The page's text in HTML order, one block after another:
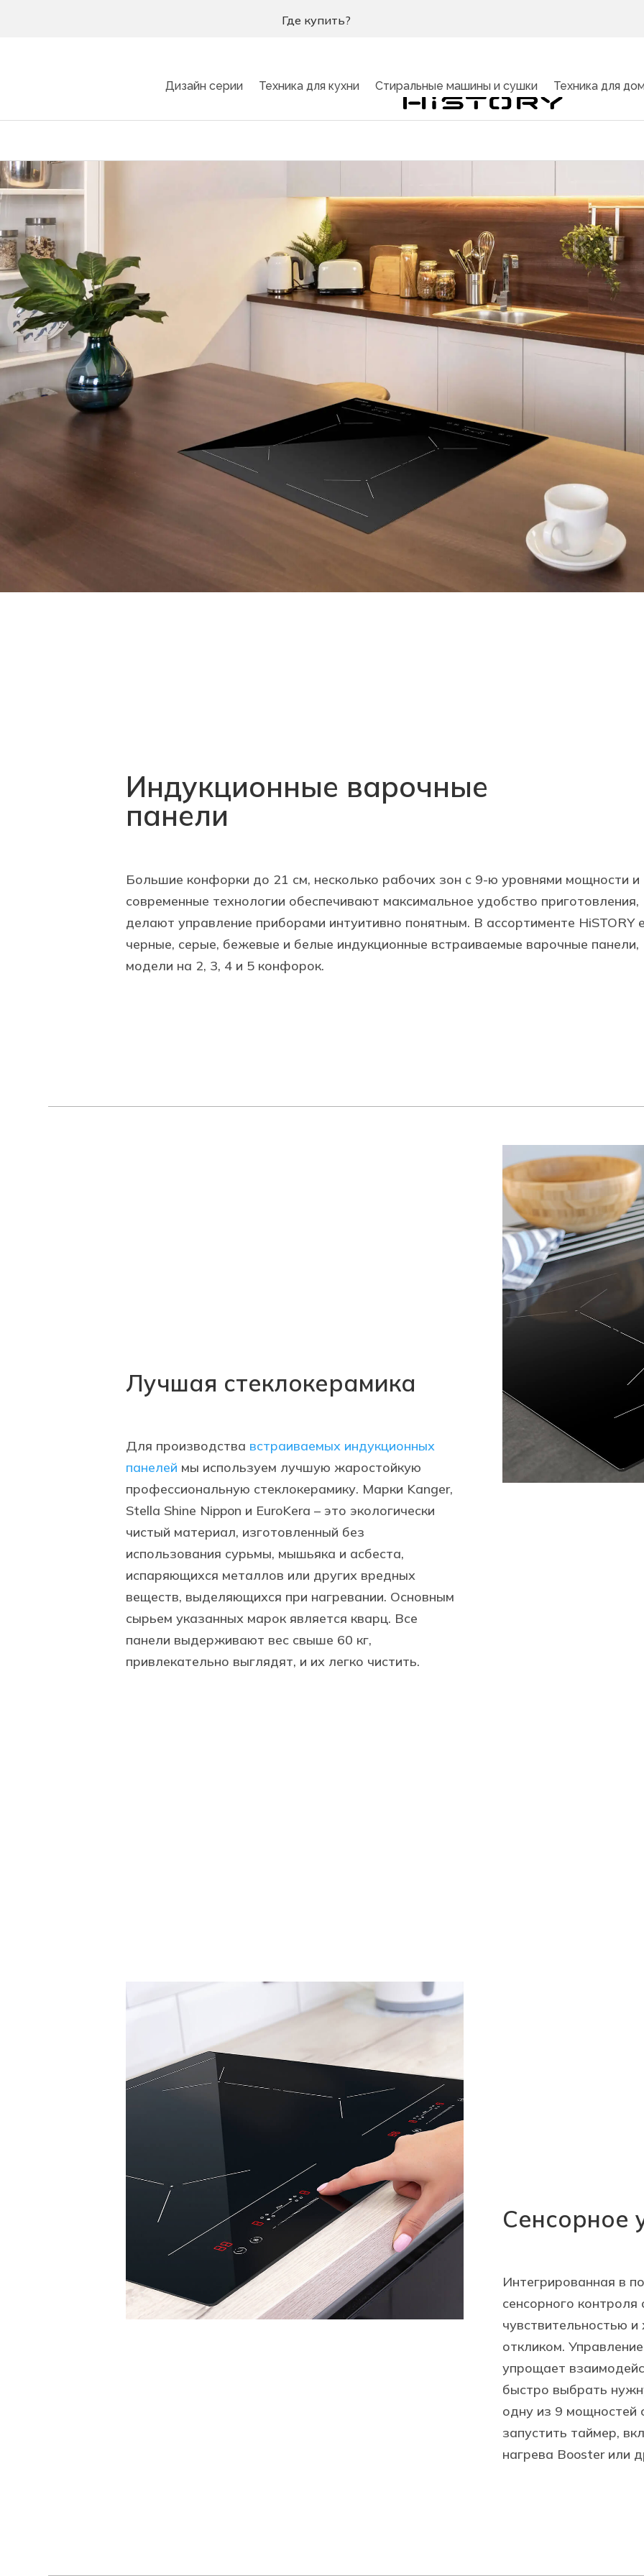
Где купить?
Дизайн серии Техника для кухни Стиральные машины и сушки Техника для
Индукционные варочные
панели
Большие конфорки до 21 см, несколько рабочих зон с 9-ю уровнями мощности и
современные технологии обеспечивают максимальное удобство приготовления,
делают управление приборами интуитивно понятным. В ассортименте HiSTORY
черные, серые, бежевые и белые индукционные встраиваемые варочные панели,
модели на 2, 3, 4 и 5 конфорок.
Лучшая стеклокерамика
Для производства встраиваемых индукционных
панелей мы используем лучшую жаростойкую
профессиональную стеклокерамику. Марки Kanger,
Stella Shine Nippon и EuroKera – это экологически
чистый материал, изготовленный без
использования сурьмы, мышьяка и асбеста,
испаряющихся металлов или других вредных
веществ, выделяющихся при нагревании. Основным
сырьем указанных марок является кварц. Все
панели выдерживают вес свыше 60 кг,
привлекательно выглядят, и их легко чистить.
Сенсорное
Интегрированная в
сенсорного
чувствительностью
откликом.
упрощает
быстро выбрать
одну из 9
запустить таймер,
нагрева Booster или